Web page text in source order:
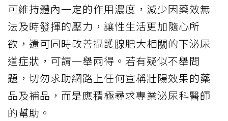
可維持體內一定的作用濃度，減少因藥效無
法及時發揮的壓力，讓性生活更加隨心所
欲，還可同時改善攝護腺肥大相關的下泌尿
道症狀，可謂一舉兩得。若有疑似不舉問
題，切勿求助網路上任何宣稱壯陽效果的藥
品及補品，而是應積極尋求專業泌尿科醫師
的幫助。